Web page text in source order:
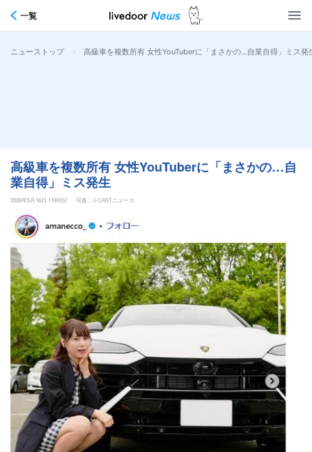
一覧
ニューストップ > 高級車を複数所有 女性YouTuberに「まさかの…自業自得」ミス発
高級車を複数所有 女性YouTuberに「まさかの…自
業自得」ミス発生
2026年5月16日 11時0分 写真：J-CASTニュース